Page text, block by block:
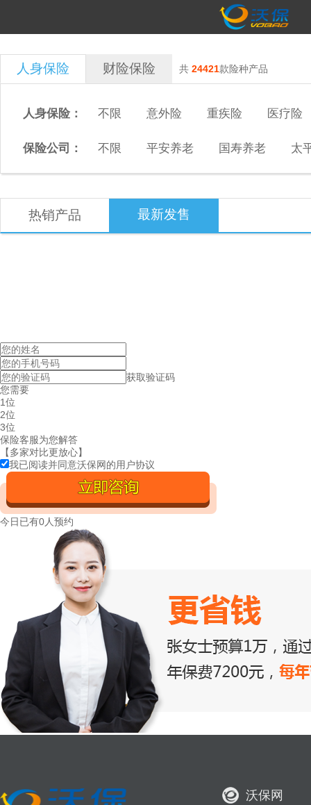
人身保险 财险保险 共 24421款险种产品
人身保险： 不限 意外险 重疾险 医疗险
保险公司： 不限 平安养老 国寿养老 太
热销产品 最新发售
获取验证码
您需要
1位
2位
3位
保险客服为您解答
【多家对比更放心】
我已阅读并同意沃保网的用户协议
今日已有0人预约
沃保网